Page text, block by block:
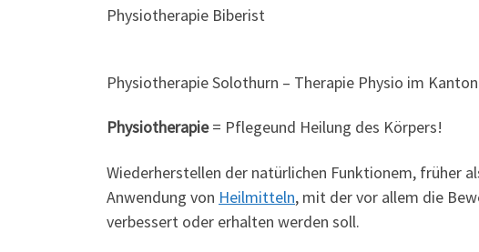
Physiotherapie Biberist
Physiotherapie Solothurn – Therapie Physio im
Physiotherapie= Pflegeund Heilung des Körpers!
Wiederherstellen der natürlichen Funktionem, früher
Anwendung von Heilmitteln, mit der vor allem die
verbessert oder erhalten werden soll.